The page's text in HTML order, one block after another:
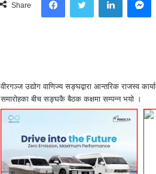
Share
वीरगञ्ज उद्योग वाणिज्य सङ्घद्वारा आन्तरिक राजस्व
समारोहका बीच सङ्घकै बैठक कक्षमा सम्पन्न भयो ।